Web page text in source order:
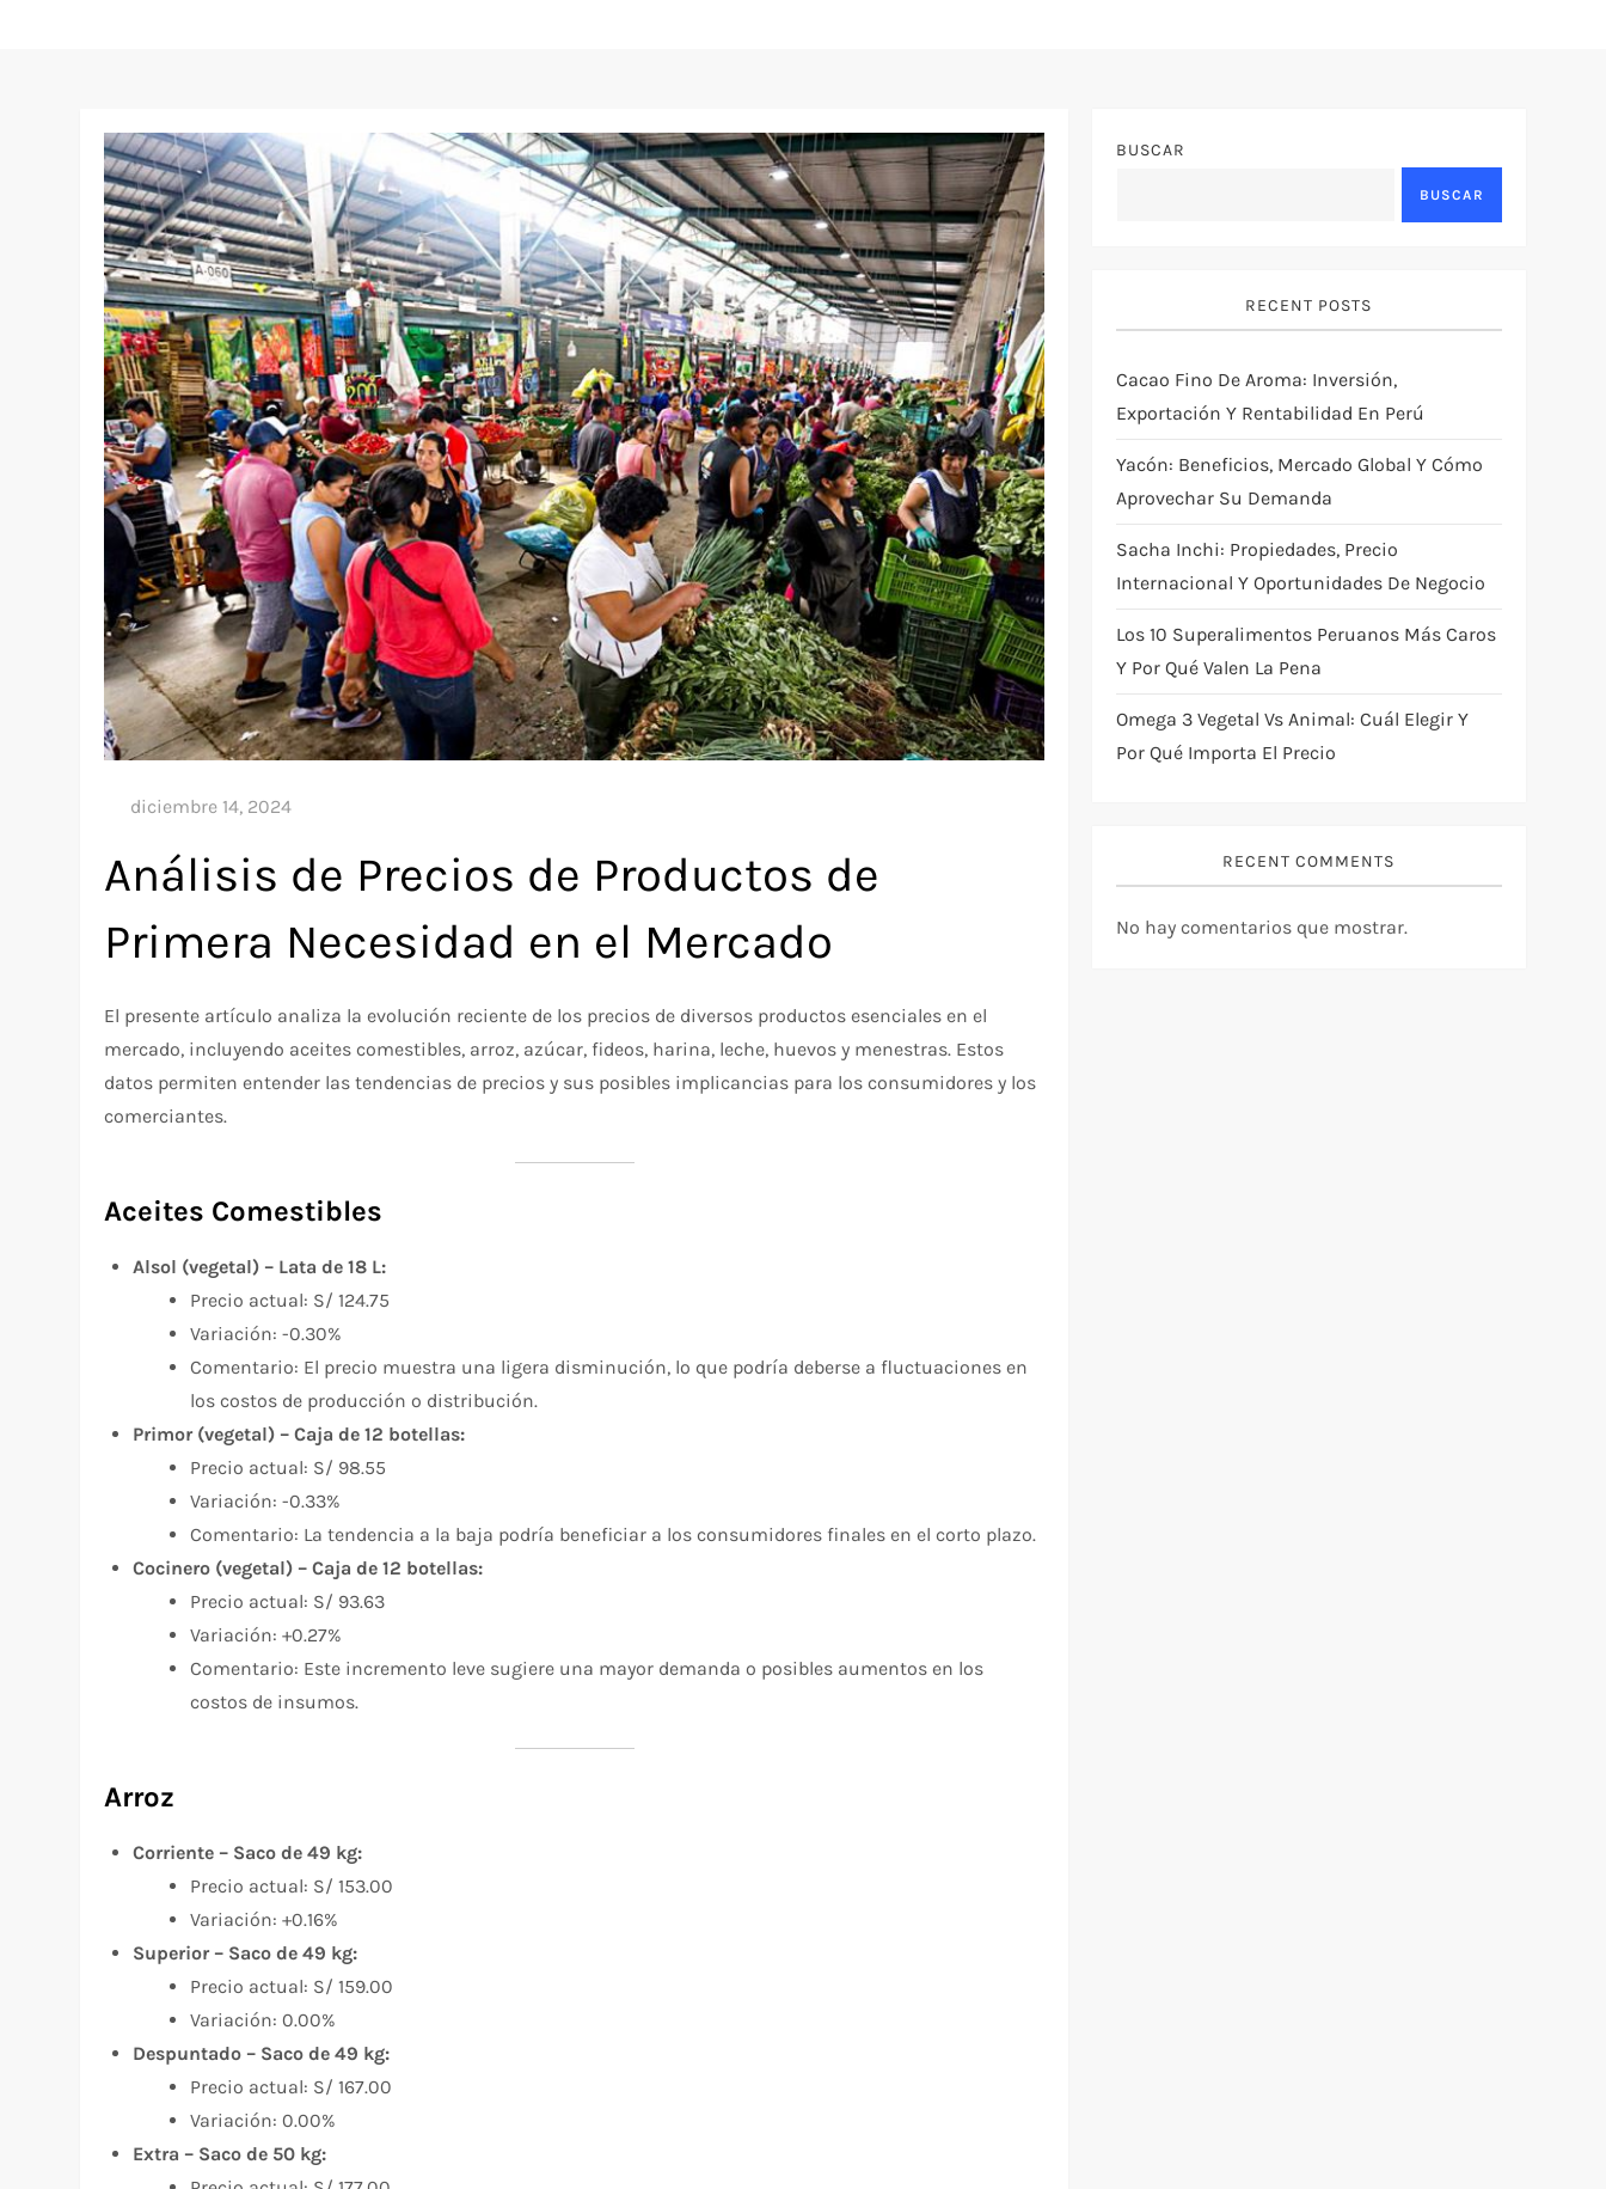
Análisis de Precios de Productos de
Primera Necesidad en el Mercado
El presente artículo analiza la evolución reciente de los precios de diversos productos esenciales en el
mercado, incluyendo aceites comestibles, arroz, azúcar, fideos, harina, leche, huevos y menestras. Estos
datos permiten entender las tendencias de precios y sus posibles implicancias para los consumidores y los
comerciantes.
Aceites Comestibles
Alsol (vegetal) – Lata de 18 L:
Precio actual: S/ 124.75
Variación: -0.30%
Comentario: El precio muestra una ligera disminución, lo que podría deberse a fluctuaciones en
los costos de producción o distribución.
Primor (vegetal) – Caja de 12 botellas:
Precio actual: S/ 98.55
Variación: -0.33%
Comentario: La tendencia a la baja podría beneficiar a los consumidores finales en el corto plazo.
Cocinero (vegetal) – Caja de 12 botellas:
Precio actual: S/ 93.63
Variación: +0.27%
Comentario: Este incremento leve sugiere una mayor demanda o posibles aumentos en los
costos de insumos.
Arroz
Corriente – Saco de 49 kg:
Precio actual: S/ 153.00
Variación: +0.16%
Superior – Saco de 49 kg:
Precio actual: S/ 159.00
Variación: 0.00%
Despuntado – Saco de 49 kg:
Precio actual: S/ 167.00
Variación: 0.00%
Extra – Saco de 50 kg:
BUSCAR
BUSCAR
RECENT POSTS
Cacao Fino De Aroma: Inversión,
Exportación Y Rentabilidad En Perú
Yacón: Beneficios, Mercado Global Y Cómo
Aprovechar Su Demanda
Sacha Inchi: Propiedades, Precio
Internacional Y Oportunidades De Negocio
Los 10 Superalimentos Peruanos Más Caros
Y Por Qué Valen La Pena
Omega 3 Vegetal Vs Animal: Cuál Elegir Y
Por Qué Importa El Precio
RECENT COMMENTS
No hay comentarios que mostrar.